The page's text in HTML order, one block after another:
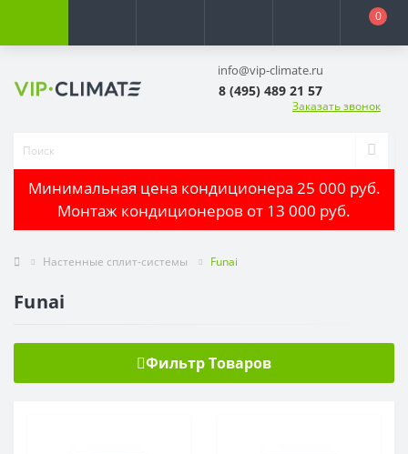
0
info@vip-climate.ru
8 (495) 489 21 57
Заказать звонок
Минимальная цена кондиционера 25 000 руб.
Монтаж кондиционеров от 13 000 руб.
Настенные сплит-системы Funai
Funai
Фильтр Товаров